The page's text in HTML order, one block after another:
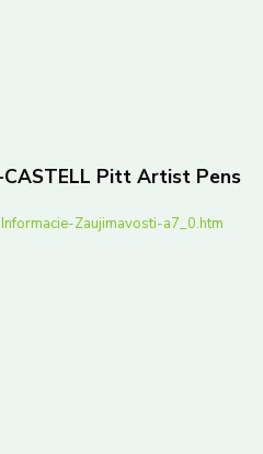
Pitt Artist Pens
Zaujimavosti-a7_0.htm